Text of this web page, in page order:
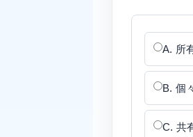
A. 所
B. 個
C. 共